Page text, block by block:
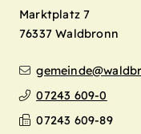
Marktplatz 7
76337 Waldbronn
07243 609-0
07243 609-89